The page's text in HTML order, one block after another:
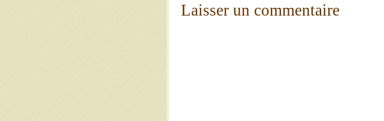
Laisser un commentaire